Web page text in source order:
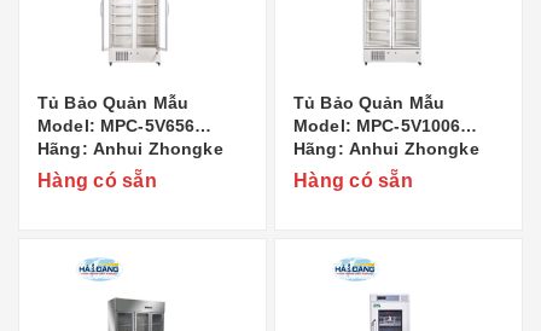
Tủ Bảo Quản Mẫu
Model: MPC-5V656
Hãng: Anhui Zhongke
Duling Commercial
Appliance Co..,Ltd Xuất
Hàng có sẵn
Tủ Bảo Quản Mẫu
Model: MPC-5V1006
Hãng: Anhui Zhongke
Duling Commercial
Appliance Co..,Ltd Xuất
Hàng có sẵn